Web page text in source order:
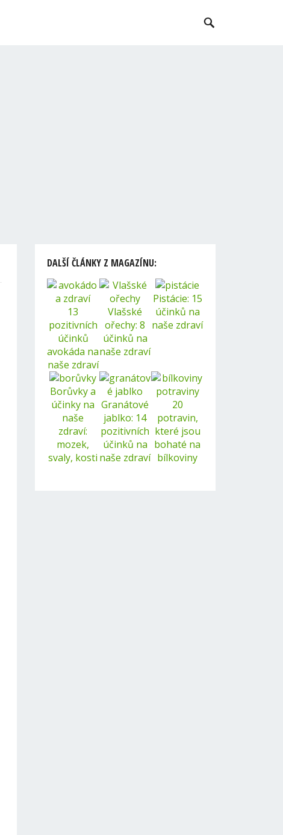
DALŠÍ ČLÁNKY Z MAGAZÍNU:
13
pozitivních
účinků
avokáda na
naše zdraví
Vlašské
ořechy: 8
účinků na
naše zdraví
Pistácie: 15
účinků na
naše zdraví
Borůvky a
účinky na
naše
zdraví:
mozek,
svaly, kosti
Granátové
jablko: 14
pozitivních
účinků na
naše zdraví
20
potravin,
které jsou
bohaté na
bílkoviny